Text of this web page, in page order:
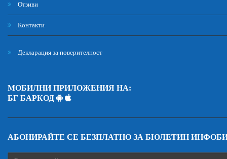
Отзиви
Контакти
Декларация за поверителност
МОБИЛНИ ПРИЛОЖЕНИЯ НА:
БГ БАРКОД
АБОНИРАЙТЕ СЕ БЕЗПЛАТНО ЗА БЮЛЕТИН